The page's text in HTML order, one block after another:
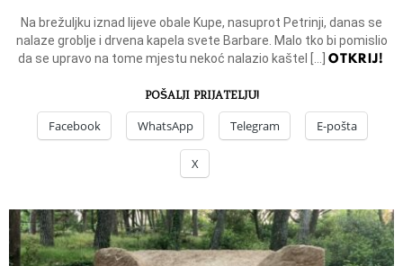
Na brežuljku iznad lijeve obale Kupe, nasuprot Petrinji, danas se
nalaze groblje i drvena kapela svete Barbare. Malo tko bi pomislio
da se upravo na tome mjestu nekoć nalazio kaštel […]OTKRIJ!
POŠALJI PRIJATELJU!
Facebook WhatsApp Telegram E-pošta
X